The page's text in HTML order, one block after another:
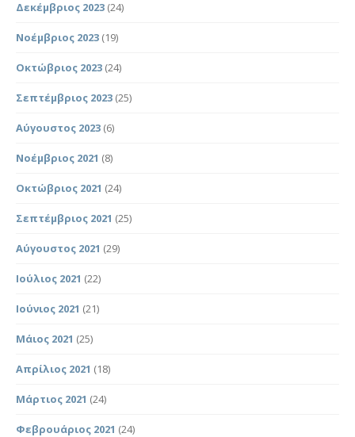
Δεκέμβριος 2023 (24)
Νοέμβριος 2023 (19)
Οκτώβριος 2023 (24)
Σεπτέμβριος 2023 (25)
Αύγουστος 2023 (6)
Νοέμβριος 2021 (8)
Οκτώβριος 2021 (24)
Σεπτέμβριος 2021 (25)
Αύγουστος 2021 (29)
Ιούλιος 2021 (22)
Ιούνιος 2021 (21)
Μάιος 2021 (25)
Απρίλιος 2021 (18)
Μάρτιος 2021 (24)
Φεβρουάριος 2021 (24)